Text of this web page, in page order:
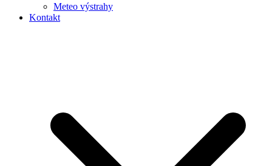
Meteo výstrahy
Kontakt